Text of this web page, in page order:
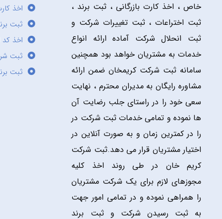
خاص ، اخذ کارت بازرگانی ، ثبت برند ،
ثبت اختراعات ، ثبت تغییرات شرکت و
ثبت انحلال شرکت آماده ارائه انواع
خدمات به مشتریان خواهد بود همچنین
سامانه ثبت شرکت کریمخان ضمن ارائه
مشاوره رایگان به مدیران محترم ، نهایت
سعی خود را در راستای جلب رضایت آن
ها نموده و تمامی خدمات ثبت شرکت در
را در کمترین زمان و به صورت آنلاین در
اختیار مشتریان قرار می دهد.ثبت شرکت
کریم خان در طی روند اخذ کلیه
مجوزهای لازم برای یک شرکت مشتریان
را همراهی نموده و در تمامی امور جهت
به ثبت رسیدن شرکت و ثبت برند
اخذ
ثبت
اخذ کد
ثبت
ثبت